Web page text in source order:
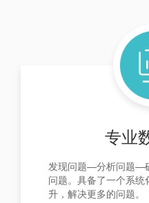
专业
发现问题—分析问题—
问题。具备了一个系
升，解决更多的问题。